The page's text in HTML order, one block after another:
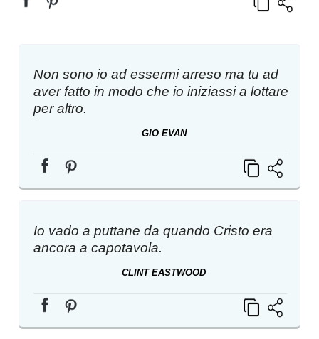
Non sono io ad essermi arreso ma tu ad
aver fatto in modo che io iniziassi a lottare
per altro.
GIO EVAN
Io vado a puttane da quando Cristo era
ancora a capotavola.
CLINT EASTWOOD